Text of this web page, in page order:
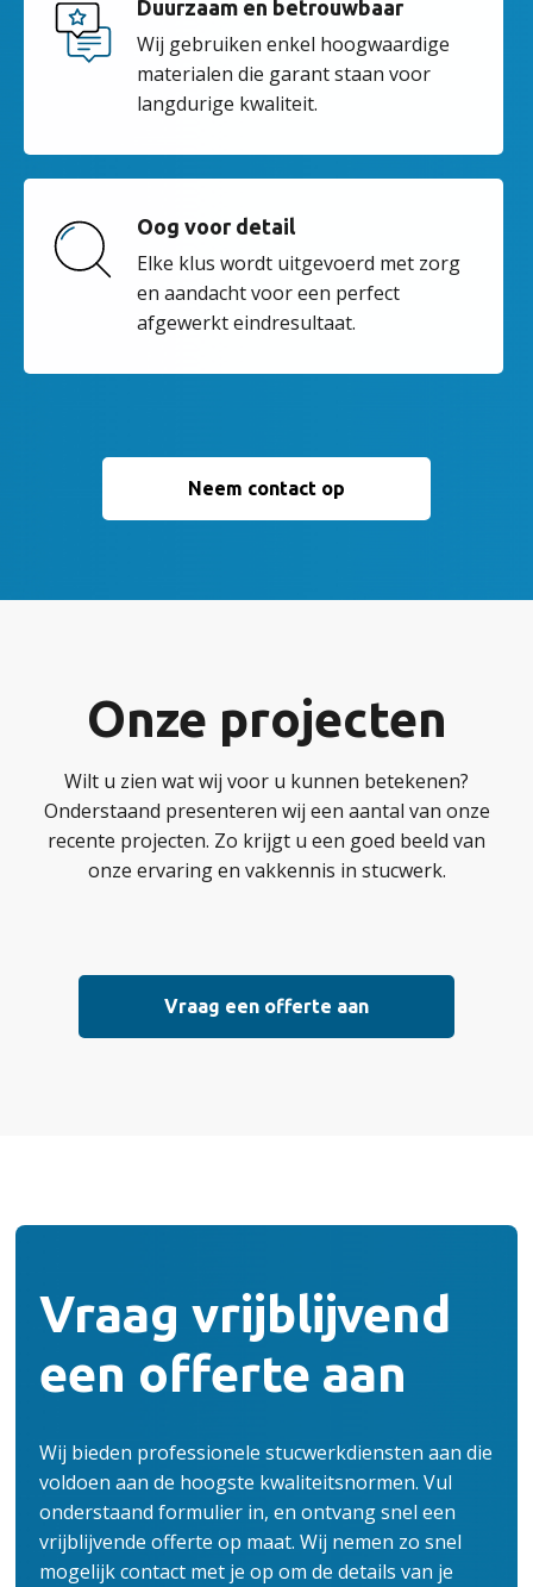
Duurzaam en betrouwbaar
Wij gebruiken enkel hoogwaardige
materialen die garant staan voor
langdurige kwaliteit.
Oog voor detail
Elke klus wordt uitgevoerd met zorg
en aandacht voor een perfect
afgewerkt eindresultaat.
Neem contact op
Onze projecten
Wilt u zien wat wij voor u kunnen betekenen?
Onderstaand presenteren wij een aantal van onze
recente projecten. Zo krijgt u een goed beeld van
onze ervaring en vakkennis in stucwerk.
Vraag een offerte aan
Vraag vrijblijvend
een offerte aan
Wij bieden professionele stucwerkdiensten aan die
voldoen aan de hoogste kwaliteitsnormen. Vul
onderstaand formulier in, en ontvang snel een
vrijblijvende offerte op maat. Wij nemen zo snel
mogelijk contact met je op om de details van je